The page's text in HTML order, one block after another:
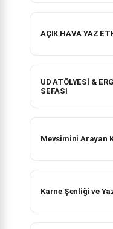
AÇIK HAVA YAZ
UD ATÖLYESİ &
SEFASI
Mevsimini Arayan
Karne Şenliği ve